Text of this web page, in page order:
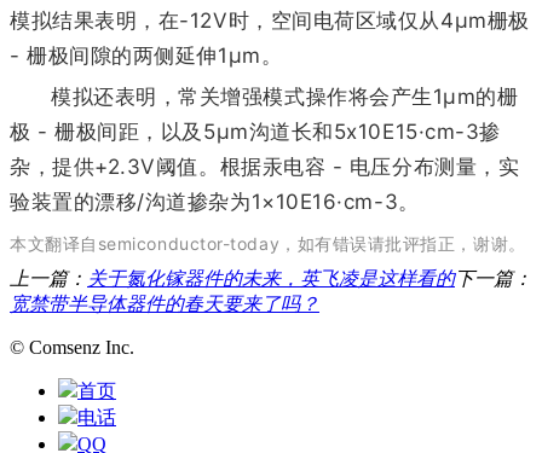
模拟结果表明，在-12V时，空间电荷区域仅从4μm栅极
- 栅极间隙的两侧延伸1μm。
模拟还表明，常关增强模式操作将会产生1μm的栅
极 - 栅极间距，以及5μm沟道长和5x10E15·cm-3掺
杂，提供+2.3V阈值。根据汞电容 - 电压分布测量，实
验装置的漂移/沟道掺杂为1×10E16·cm-3。
本文翻译自semiconductor-today，如有错误请批评指正，谢谢。
上一篇： 关于氮化镓器件的未来，英飞凌是这样看的下一篇：
宽禁带半导体器件的春天要来了吗？
© Comsenz Inc.
首页
电话
QQ